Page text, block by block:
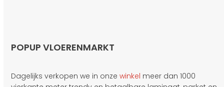
POPUP VLOERENMARKT
Dagelijks verkopen we in onzewinkel meer dan 1000